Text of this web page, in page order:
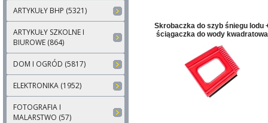
ARTYKUŁY BHP (5321)
ARTYKUŁY SZKOLNE I
BIUROWE (864)
DOM I OGRÓD (5817)
ELEKTRONIKA (1952)
FOTOGRAFIA I
MALARSTWO (57)
Skrobaczka do szyb śniegu lodu
ściągaczka do wody kwadratowa